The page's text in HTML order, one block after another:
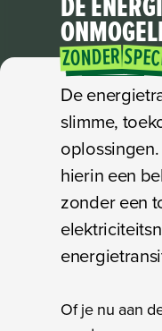
DE
ZONDER
Techniek
De
slimme,
hierin een
zonder een
Of je nu aan